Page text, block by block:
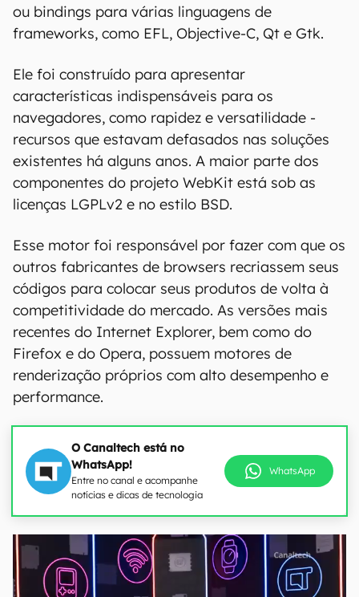
ou bindings para várias linguagens de
frameworks, como EFL, Objective-C, Qt e Gtk.
Ele foi construído para apresentar
características indispensáveis para os
navegadores, como rapidez e versatilidade -
recursos que estavam defasados nas soluções
existentes há alguns anos. A maior parte dos
componentes do projeto WebKit está sob as
licenças LGPLv2 e no estilo BSD.
Esse motor foi responsável por fazer com que os
outros fabricantes de browsers recriassem seus
códigos para colocar seus produtos de volta à
competitividade do mercado. As versões mais
recentes do Internet Explorer, bem como do
Firefox e do Opera, possuem motores de
renderização próprios com alto desempenho e
performance.
O Canaltech está no
WhatsApp!
Entre no canal e acompanhe
notícias e dicas de tecnologia
WhatsApp